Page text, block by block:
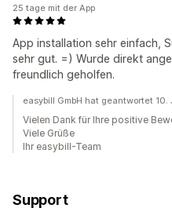
App installation sehr einfach,
sehr gut. =) Wurde direkt
freundlich geholfen.
25 tage mit der App
easybill GmbH hat geantwortet
Vielen Dank für Ihre positive
Viele Grüße
Ihr easybill-Team
Support